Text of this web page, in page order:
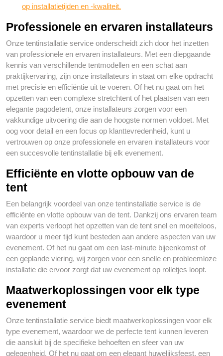
op installatietijden en -kwaliteit.
Professionele en ervaren installateurs
Onze tentinstallatie service onderscheidt zich door het inzetten
van professionele en ervaren installateurs. Met een diepgaande
kennis van verschillende tentmodellen en een schat aan
praktijkervaring, zijn onze installateurs in staat om elke opdracht
met precisie en efficiëntie uit te voeren. Of het nu gaat om het
opzetten van een complexe stretchtent of het plaatsen van een
elegante pagodetent, onze installateurs zorgen voor een
vakkundige uitvoering die aan de hoogste normen voldoet. Met
oog voor detail en een focus op klanttevredenheid, kunt u
vertrouwen op onze professionele en ervaren installateurs voor
een succesvolle tentinstallatie bij elk evenement.
Efficiënte en vlotte opbouw van de
tent
Een belangrijk voordeel van onze tentinstallatie service is de
efficiënte en vlotte opbouw van de tent. Dankzij ons ervaren team
van experts verloopt het opzetten van de tent snel en moeiteloos,
waardoor u meer tijd kunt besteden aan andere aspecten van uw
evenement. Of het nu gaat om een last-minute bijeenkomst of
een geplande viering, wij zorgen voor een snelle en probleemloze
installatie die ervoor zorgt dat uw evenement op rolletjes loopt.
Maatwerkoplossingen voor elk type
evenement
Onze tentinstallatie service biedt maatwerkoplossingen voor elk
type evenement, waardoor we de perfecte tent kunnen leveren
die aansluit bij de specifieke behoeften en sfeer van uw
gelegenheid. Of het nu gaat om een elegant huwelijksfeest, een